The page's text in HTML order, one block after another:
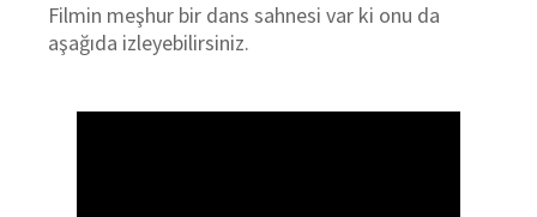
Filmin meşhur bir dans sahnesi var ki onu da
aşağıda izleyebilirsiniz.